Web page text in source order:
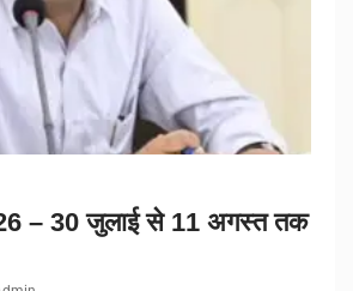
– 30 जुलाई से 11 अगस्त तक